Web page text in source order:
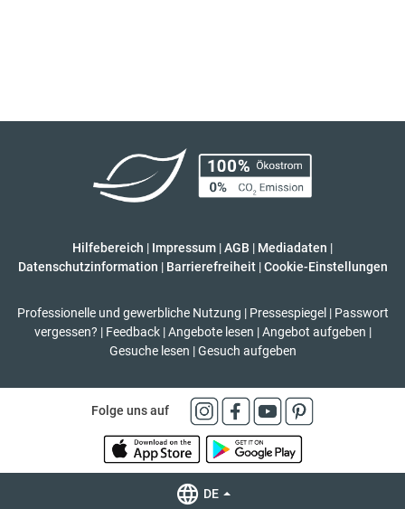
Hilfebereich | Impressum |AGB | Mediadaten |
Datenschutzinformation | Barrierefreiheit | Cookie-Einstellungen
Professionelle und gewerbliche Nutzung | Pressespiegel | Passwort
vergessen? | Feedback | Angebote lesen | Angebot aufgeben |
Gesuche lesen | Gesuch aufgeben
Folge uns auf
DE